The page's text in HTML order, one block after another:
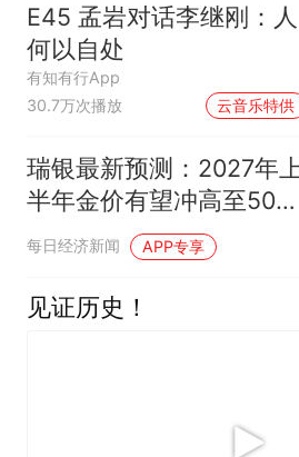
E45 孟岩对话李继刚：人
何以自处
有知有行App
30.7万次播放
云音乐特供
瑞银最新预测：2027年
半年金价有望冲高至5000
美元
每日经济新闻 APP专享
见证历史！